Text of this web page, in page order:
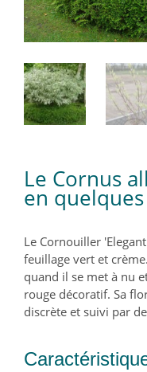
Le Cornus
en
Le Cornouiller
feuillage vert et
quand il se met à nu
rouge décoratif. Sa
discrète et suivi par